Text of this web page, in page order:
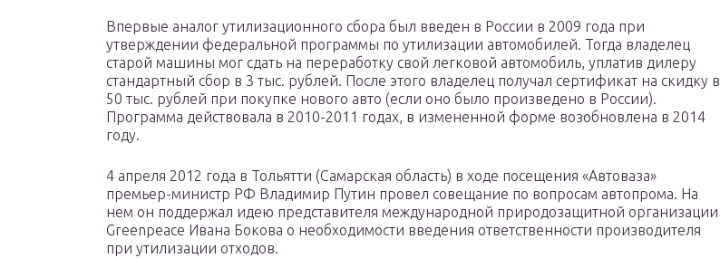
Впервые аналог утилизационного сбора был введен в России в 2009 года при
утверждении федеральной программы по утилизации автомобилей. Тогда владелец
старой машины мог сдать на переработку свой легковой автомобиль, уплатив дилеру
стандартный сбор в 3 тыс. рублей. После этого владелец получал сертификат на скидку в
50 тыс. рублей при покупке нового авто (если оно было произведено в России).
Программа действовала в 2010-2011 годах, в измененной форме возобновлена в 2014
году.
4 апреля 2012 года в Тольятти (Самарская область) в ходе посещения «Автоваза»
премьер-министр РФ Владимир Путин провел совещание по вопросам автопрома. На
нем он поддержал идею представителя международной природозащитной организации
Greenpeace Ивана Бокова о необходимости введения ответственности производителя
при утилизации отходов.